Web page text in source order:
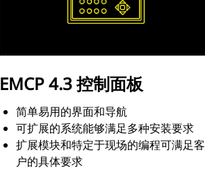
EMCP 4.3 控制面板
简单易用的界面和导航
可扩展的系统能够满足多种安装要求
扩展模块和特定于现场的编程可满足客
户的具体要求